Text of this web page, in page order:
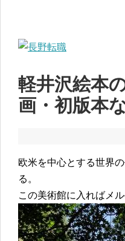
軽井沢絵本
画・初版本
欧米を中心とする世界
る。
この美術館に入ればメ